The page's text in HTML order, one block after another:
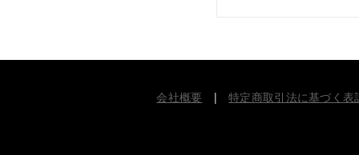
会社概要 |特定商取引法に基づく表